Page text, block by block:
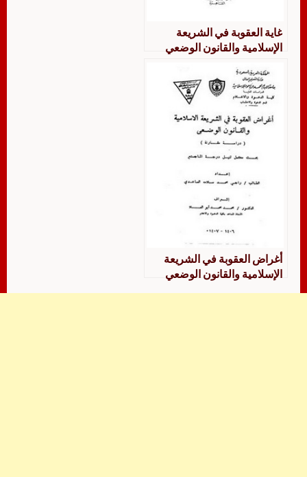
غاية العقوبة في الشريعة
الإسلامية والقانون الوضعي
أغراض العقوبة في الشريعة
الإسلامية والقانون الوضعي